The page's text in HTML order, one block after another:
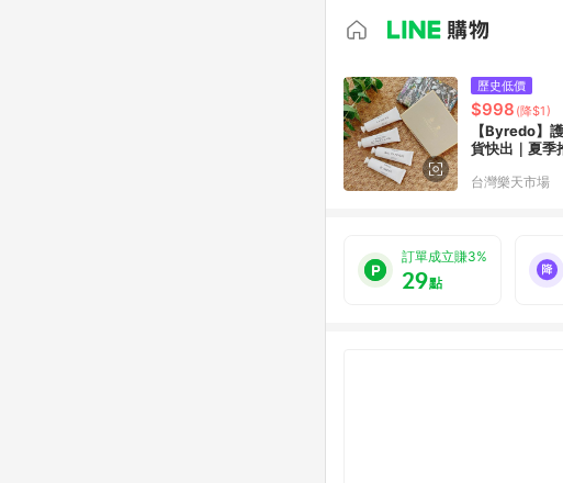
歷史低價
$998 (降$1)
【Byredo】
貨快出｜夏季
台灣樂天市場
訂單成立賺3%
29點